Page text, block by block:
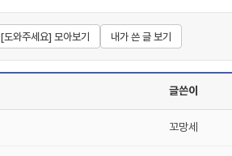
[도와주세요] 모아보기 내가 쓴 글 보기
글쓴이
꼬망세